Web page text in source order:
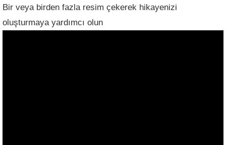
Bir veya birden fazla resim çekerek hikayenizi
oluşturmaya yardımcı olun